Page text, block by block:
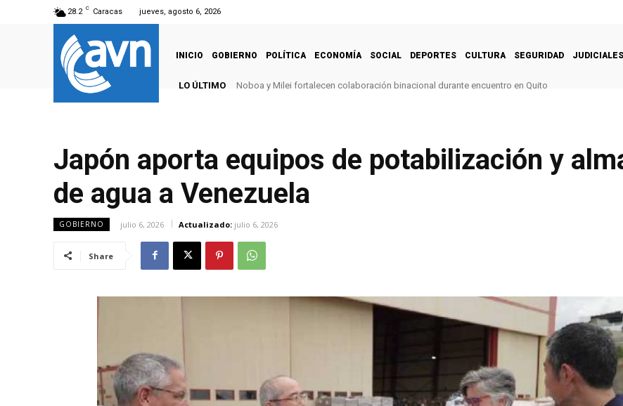
28.2 C Caracas jueves, agosto 6, 2026
INICIO GOBIERNO POLÍTICA ECONOMÍA SOCIAL DEPORTES CULTURA SEGURIDAD JUDICIALES
LO ÚLTIMO Noboa y Milei fortalecen colaboración binacional durante encuentro en Quito
Japón aporta equipos de potabilización y
de agua a Venezuela
GOBIERNO julio 6, 2026 Actualizado: julio 6, 2026
Share